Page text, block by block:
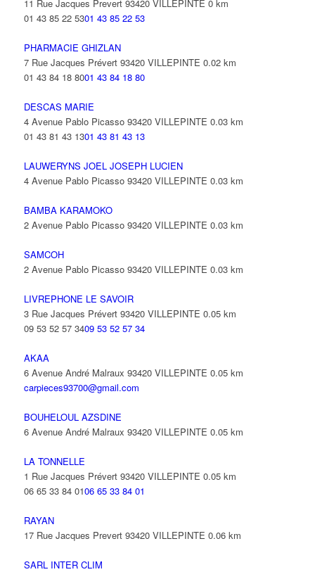
11 Rue Jacques Prevert 93420 VILLEPINTE 0 km
01 43 85 22 5301 43 85 22 53
PHARMACIE GHIZLAN
7 Rue Jacques Prévert 93420 VILLEPINTE 0.02 km
01 43 84 18 8001 43 84 18 80
DESCAS MARIE
4 Avenue Pablo Picasso 93420 VILLEPINTE 0.03 km
01 43 81 43 1301 43 81 43 13
LAUWERYNS JOEL JOSEPH LUCIEN
4 Avenue Pablo Picasso 93420 VILLEPINTE 0.03 km
BAMBA KARAMOKO
2 Avenue Pablo Picasso 93420 VILLEPINTE 0.03 km
SAMCOH
2 Avenue Pablo Picasso 93420 VILLEPINTE 0.03 km
LIVREPHONE LE SAVOIR
3 Rue Jacques Prévert 93420 VILLEPINTE 0.05 km
09 53 52 57 3409 53 52 57 34
AKAA
6 Avenue André Malraux 93420 VILLEPINTE 0.05 km
carpieces93700@gmail.com
BOUHELOUL AZSDINE
6 Avenue André Malraux 93420 VILLEPINTE 0.05 km
LA TONNELLE
1 Rue Jacques Prévert 93420 VILLEPINTE 0.05 km
06 65 33 84 0106 65 33 84 01
RAYAN
17 Rue Jacques Prevert 93420 VILLEPINTE 0.06 km
SARL INTER CLIM